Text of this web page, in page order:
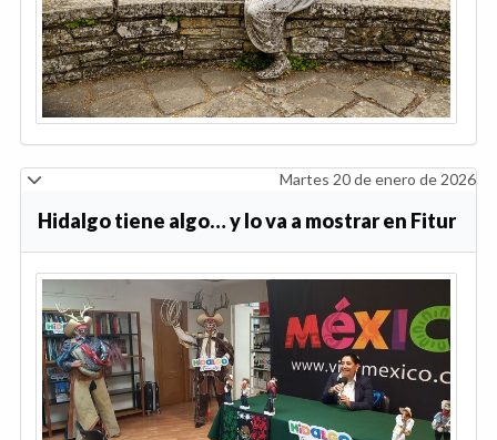
Martes 20 de enero de 2026
Hidalgo tiene algo… y lo va a mostrar en Fitur